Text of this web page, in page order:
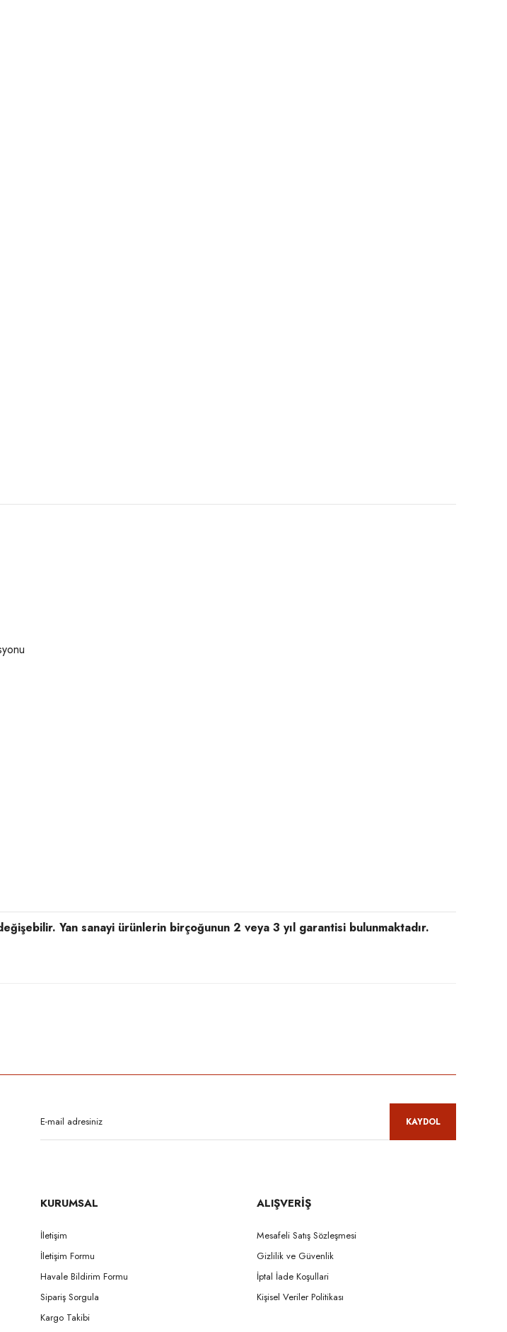
Yan sanayi ürünlerin birçoğunun 2 veya 3 yıl garantisi bulunmaktadır.
KAYDOL
KURUMSAL
İletişim
İletişim Formu
Havale Bildirim Formu
Sipariş Sorgula
Kargo Takibi
ALIŞVERİŞ
Mesafeli Satış Sözleşmesi
Gizlilik ve Güvenlik
İptal İade Koşullari
Kişisel Veriler Politikası